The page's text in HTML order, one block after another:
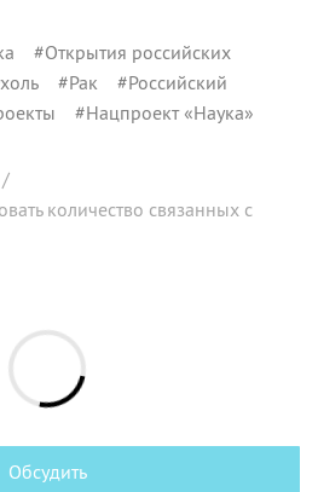
#Открытия российских
#Рак #Российский
#Нацпроект «Наука»
/
количество связанных с
Обсудить